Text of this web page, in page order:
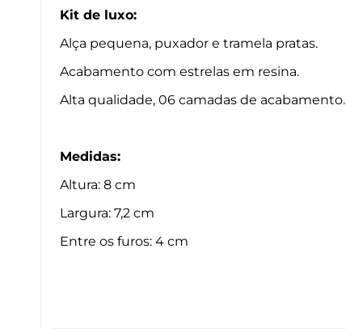
Kit de luxo:
Alça pequena, puxador e tramela pratas.
Acabamento com estrelas em resina.
Alta qualidade, 06 camadas de acabamento.
Medidas:
Altura: 8 cm
Largura: 7,2 cm
Entre os furos: 4 cm